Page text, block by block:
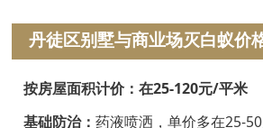
长兴白蚁防治
安吉白蚁防治
丹徒区别墅与商业场灭白蚁价
按房屋面积计价：在25-120元/平米
基础防治： 药液喷洒，单价多在25-